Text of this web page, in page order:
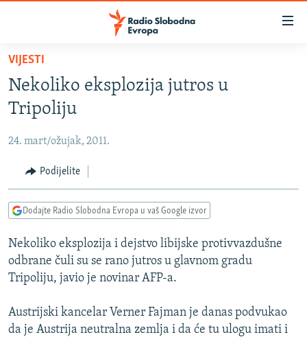
Pređite
glavni
sadržaj
Pređite
na
navigaciju
Pređite
na
VIJESTI
BOSNA I HERCEGOVINA
SRBIJA
KOSOVO
CRNA GORA
VIDEO
FOTOGALERIJE
INFOGRAFIKE
PODCASTI
RAT U UKRAJINI
KINA NA BALKANU
ISPRIČAJ MI
VIJESTI
Nekoliko eksplozija jutros u
Tripoliju
24. mart/ožujak, 2011.
Podijelite
Dodajte Radio Slobodna Evropa u vaš Google izvor
Nekoliko eksplozija i dejstvo libijske protivvazdušne
odbrane čuli su se rano jutros u glavnom gradu
Tripoliju, javio je novinar AFP-a.
Austrijski kancelar Verner Fajman je danas podvukao
da je Austrija neutralna zemlja i da će tu ulogu imati i